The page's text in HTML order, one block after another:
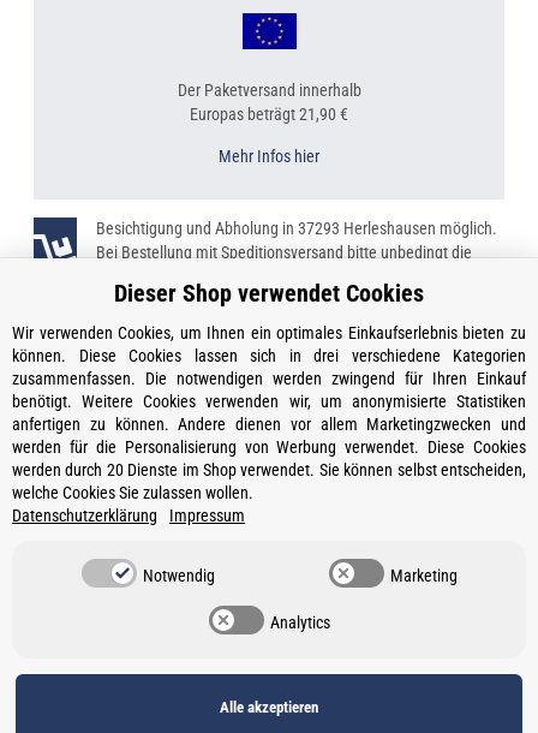
Der Paketversand innerhalb
Europas beträgt 21,90 €
Mehr Infos hier
Besichtigung und Abholung in 37293 Herleshausen möglich.
Bei Bestellung mit Speditionsversand bitte unbedingt die
Kontakt
Öffnungszeiten
Informationen
Ein Partner von
Vertrag widerrufen
Datenschutz•Impressum
Dieser Shop verwendet Cookies
Wir verwenden Cookies, um Ihnen ein optimales Einkaufserlebnis bieten zu
können. Diese Cookies lassen sich in drei verschiedene Kategorien
zusammenfassen. Die notwendigen werden zwingend für Ihren Einkauf
benötigt. Weitere Cookies verwenden wir, um anonymisierte Statistiken
anfertigen zu können. Andere dienen vor allem Marketingzwecken und
werden für die Personalisierung von Werbung verwendet. Diese Cookies
werden durch 20 Dienste im Shop verwendet. Sie können selbst entscheiden,
welche Cookies Sie zulassen wollen.
Datenschutzerklärung Impressum
Notwendig Marketing
Analytics
Alle akzeptieren